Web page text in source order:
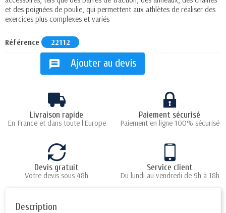
et des poignées de poulie, qui permettent aux athlètes de réaliser des
exercices plus complexes et variés
Référence 22112
message Ajouter au devis
Livraison rapide
En France et dans toute l'Europe
Paiement sécurisé
Paiement en ligne 100% sécurisé
Devis gratuit
Votre devis sous 48h
Service client
Du lundi au vendredi de 9h à 18h
Description